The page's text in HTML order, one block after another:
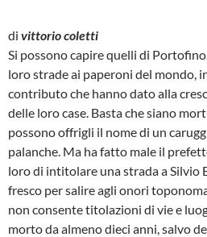
di vittorio coletti
Si possono capire quelli di
loro strade ai paperoni del mondo,
contributo che hanno dato alla
delle loro case. Basta che siano
possono offrigli il nome di un
palanche. Ma ha fatto male il
loro di intitolare una strada a Silvio
fresco per salire agli onori
non consente titolazioni di vie e
morto da almeno dieci anni, salvo